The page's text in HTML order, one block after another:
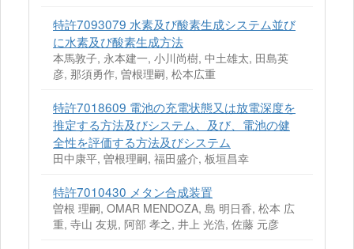
特許7093079 水素及び酸素生成システム並び
に水素及び酸素生成方法
本馬敦子, 永本建一, 小川尚樹, 中土雄太, 田島英
彦, 那須勇作, 曽根理嗣, 松本広重
特許7018609 電池の充電状態又は放電深度を
推定する方法及びシステム、及び、電池の健
全性を評価する方法及びシステム
田中康平, 曽根理嗣, 福田盛介, 板垣昌幸
特許7010430 メタン合成装置
曽根 理嗣, OMAR MENDOZA, 島 明日香, 松本 広
重, 寺山 友規, 阿部 孝之, 井上 光浩, 佐藤 元彦